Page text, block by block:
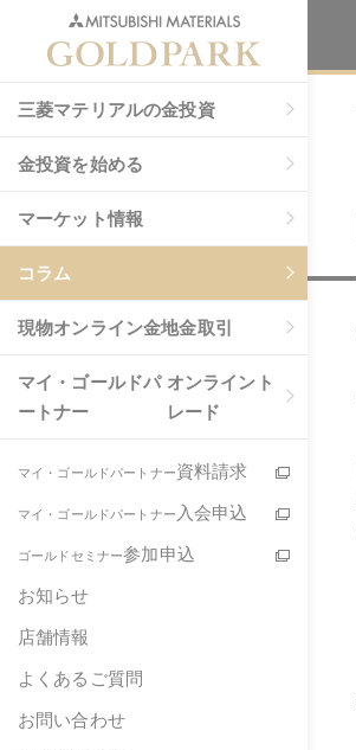
三菱マテリアルの金投資
金投資を始める
マーケット情報
コラム
現物オンライン金地金取引
マイ・ゴールドパ
ートナー
オンライント
レード
マイ・ゴールドパートナー資料請求
マイ・ゴールドパートナー 入会申込
ゴールドセミナー参加申込
お知らせ
店舗情報
よくあるご質問
お問い合わせ